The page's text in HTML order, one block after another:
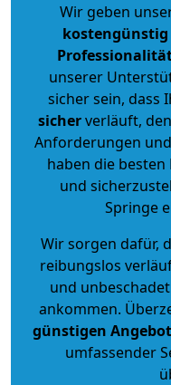
Wir geben
kostengünstig
unserer
sicher sein, dass
sicherverläuft,
Anforderungen
haben die
und
Springe
Wir sorgen dafür,
reibungslos
und
ankommen.
günstigen
umfassender